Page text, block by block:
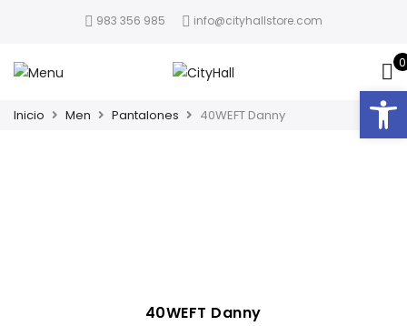
983 356 985 info@cityhallstore.com
0
Inicio Men Pantalones 40WEFT Danny
40WEFT Danny